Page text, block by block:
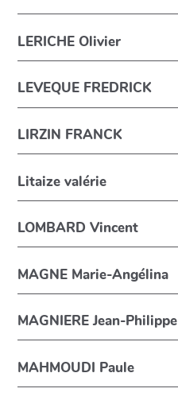
LERICHE Olivier
LEVEQUE FREDRICK
LIRZIN FRANCK
Litaize valérie
LOMBARD Vincent
MAGNE Marie-Angélina
MAGNIERE Jean-Philippe
MAHMOUDI Paule